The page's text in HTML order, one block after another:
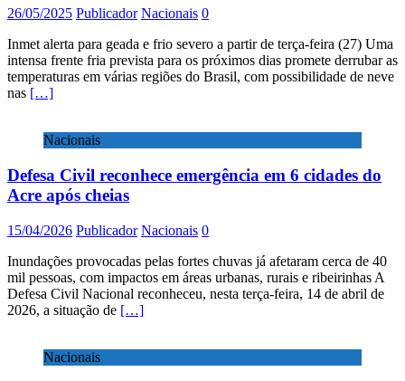
26/05/2025 Publicador Nacionais 0
Inmet alerta para geada e frio severo a partir de terça-feira (27) Uma
intensa frente fria prevista para os próximos dias promete derrubar as
temperaturas em várias regiões do Brasil, com possibilidade de neve
nas […]
Nacionais
Defesa Civil reconhece emergência em 6 cidades do
Acre após cheias
15/04/2026 Publicador Nacionais 0
Inundações provocadas pelas fortes chuvas já afetaram cerca de 40
mil pessoas, com impactos em áreas urbanas, rurais e ribeirinhas A
Defesa Civil Nacional reconheceu, nesta terça-feira, 14 de abril de
2026, a situação de […]
Nacionais